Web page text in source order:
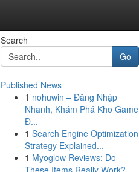
Search
Go
Published News
1 nohuwin – Đăng Nhập
Nhanh, Khám Phá Kho Game
Đ...
1 Search Engine Optimization
Strategy Explained...
1 Myoglow Reviews: Do
These Items Really Work?